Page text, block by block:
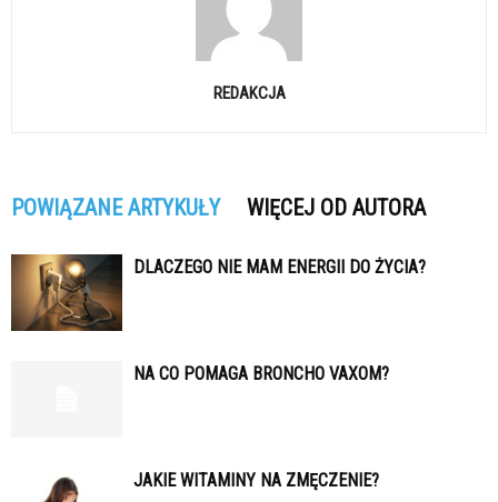
REDAKCJA
POWIĄZANE ARTYKUŁY WIĘCEJ OD AUTORA
DLACZEGO NIE MAM ENERGII DO ŻYCIA?
NA CO POMAGA BRONCHO VAXOM?
JAKIE WITAMINY NA ZMĘCZENIE?